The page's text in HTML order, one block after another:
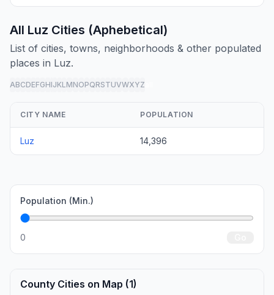
All Luz Cities (Aphebetical)
List of cities, towns, neighborhoods & other populated
places in Luz.
ABCDEFGHIJKLMNOPQRSTUVWXYZ
CITY NAME POPULATION
Luz 14,396
Population (Min.)
0
County Cities on Map (1)